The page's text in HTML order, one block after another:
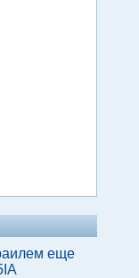
еще